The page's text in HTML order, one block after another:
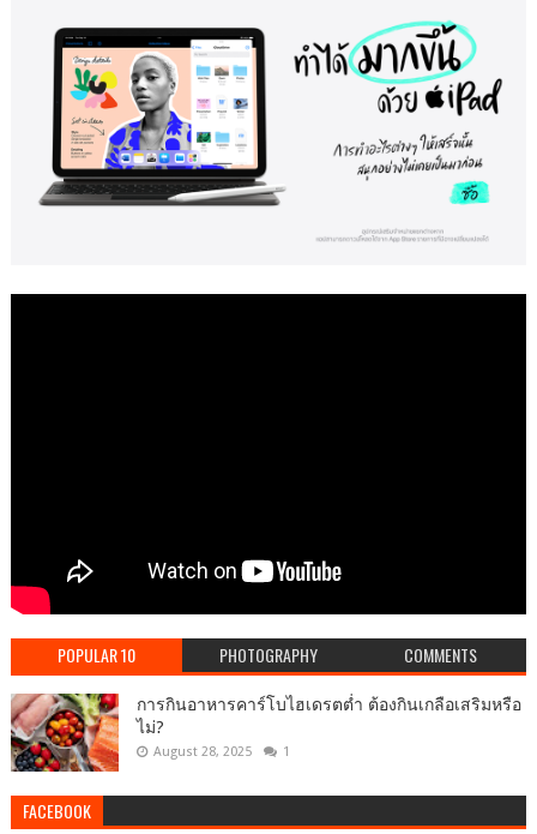
POPULAR 10 PHOTOGRAPHY COMMENTS
การกินอาหารคาร์โบไฮเดรตต่ำ ต้องกินเกลือเสริมหรือ
ไม่?
August 28, 2025 1
FACEBOOK